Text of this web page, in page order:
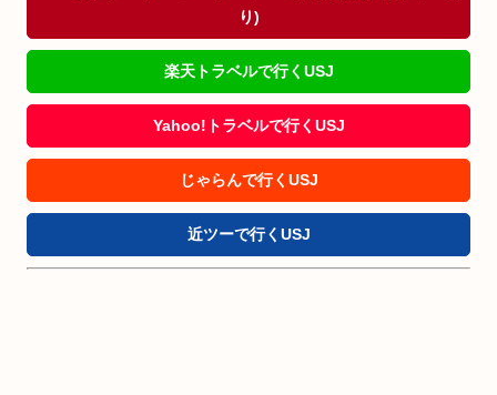
り)
楽天トラベルで行くUSJ
Yahoo!トラベルで行くUSJ
じゃらんで行くUSJ
近ツーで行くUSJ